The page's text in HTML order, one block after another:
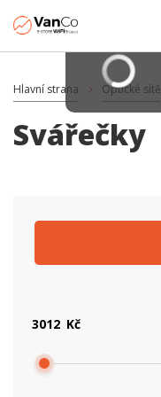
Hlavní strana Optické sítě
Svářečky
Kč